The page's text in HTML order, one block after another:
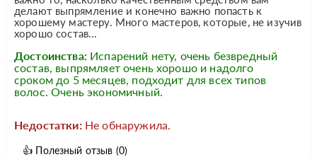
делают выпрямление и конечно важно попасть к
хорошему мастеру. Много мастеров, которые, не изучив
хорошо состав...
Достоинства: Испарений нету, очень безвредный
состав, выпрямляет очень хорошо и надолго
сроком до 5 месяцев, подходит для всех типов
волос. Очень экономичный.
Недостатки: Не обнаружила.
👍 Полезный отзыв (0)